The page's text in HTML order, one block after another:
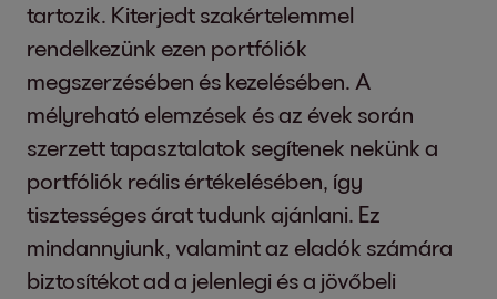
tartozik. Kiterjedt szakértelemmel
rendelkezünk ezen portfóliók
megszerzésében és kezelésében. A
mélyreható elemzések és az évek során
szerzett tapasztalatok segítenek nekünk a
portfóliók reális értékelésében, így
tisztességes árat tudunk ajánlani. Ez
mindannyiunk, valamint az eladók számára
biztosítékot ad a jelenlegi és a jövőbeli